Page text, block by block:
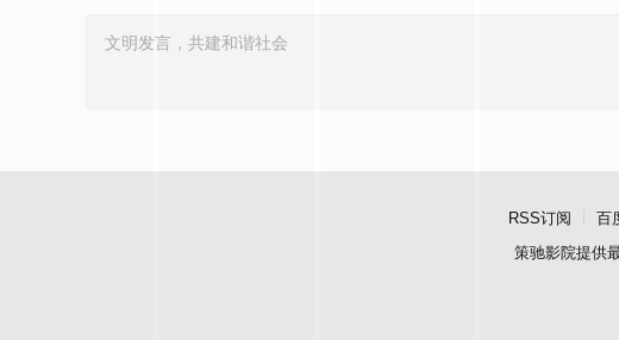
RSS订阅 百
策驰影院提供